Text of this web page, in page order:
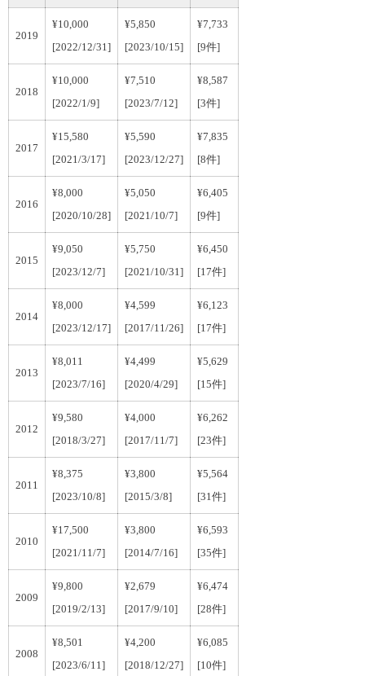
2019
¥10,000
[2022/12/31]
¥5,850
[2023/10/15]
¥7,733
[9件]
2018
¥10,000
[2022/1/9]
¥7,510
[2023/7/12]
¥8,587
[3件]
2017
¥15,580
[2021/3/17]
¥5,590
[2023/12/27]
¥7,835
[8件]
2016
¥8,000
[2020/10/28]
¥5,050
[2021/10/7]
¥6,405
[9件]
2015
¥9,050
[2023/12/7]
¥5,750
[2021/10/31]
¥6,450
[17件]
2014
¥8,000
[2023/12/17]
¥4,599
[2017/11/26]
¥6,123
[17件]
2013
¥8,011
[2023/7/16]
¥4,499
[2020/4/29]
¥5,629
[15件]
2012
¥9,580
[2018/3/27]
¥4,000
[2017/11/7]
¥6,262
[23件]
2011
¥8,375
[2023/10/8]
¥3,800
[2015/3/8]
¥5,564
[31件]
2010
¥17,500
[2021/11/7]
¥3,800
[2014/7/16]
¥6,593
[35件]
2009
¥9,800
[2019/2/13]
¥2,679
[2017/9/10]
¥6,474
[28件]
2008
¥8,501
[2023/6/11]
¥4,200
[2018/12/27]
¥6,085
[10件]